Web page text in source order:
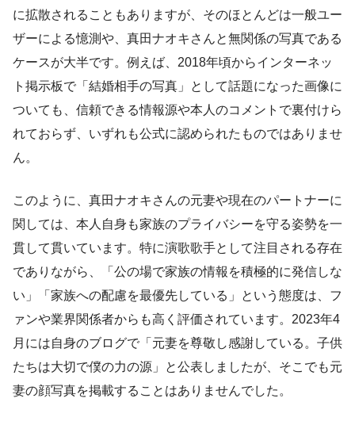
に拡散されることもありますが、そのほとんどは一般ユー
ザーによる憶測や、真田ナオキさんと無関係の写真である
ケースが大半です。例えば、2018年頃からインターネッ
ト掲示板で「結婚相手の写真」として話題になった画像に
ついても、信頼できる情報源や本人のコメントで裏付けら
れておらず、いずれも公式に認められたものではありませ
ん。
このように、真田ナオキさんの元妻や現在のパートナーに
関しては、本人自身も家族のプライバシーを守る姿勢を一
貫して貫いています。特に演歌歌手として注目される存在
でありながら、「公の場で家族の情報を積極的に発信しな
い」「家族への配慮を最優先している」という態度は、フ
ァンや業界関係者からも高く評価されています。2023年4
月には自身のブログで「元妻を尊敬し感謝している。子供
たちは大切で僕の力の源」と公表しましたが、そこでも元
妻の顔写真を掲載することはありませんでした。